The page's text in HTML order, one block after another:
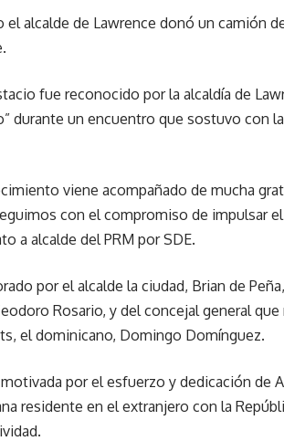
el alcalde de Lawrence donó un camión
fue reconocido por la alcaldía de
durante un encuentro que sostuvo con
viene acompañado de mucha
con el compromiso de impulsar
a alcalde del PRM por SDE.
por el alcalde la ciudad, Brian de
Rosario, y del concejal general
el dominicano, Domingo Domínguez.
por el esfuerzo y dedicación de
residente en el extranjero con la